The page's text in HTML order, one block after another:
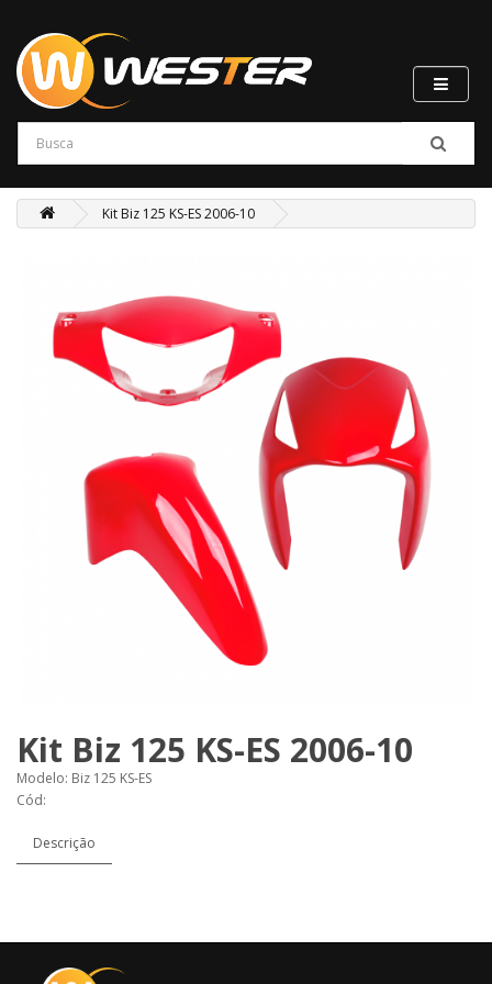
Kit Biz 125 KS-ES 2006-10
Kit Biz 125 KS-ES 2006-10
Modelo: Biz 125 KS-ES
Cód:
Descrição